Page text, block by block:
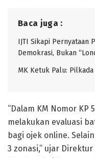
Baca juga :
IJTI Sikapi Pernyataan
Demokrasi, Bukan
MK Ketuk Palu:
“Dalam KM Nomor KP
melakukan evaluasi
bagi ojek online.
3 zonasi,” ujar